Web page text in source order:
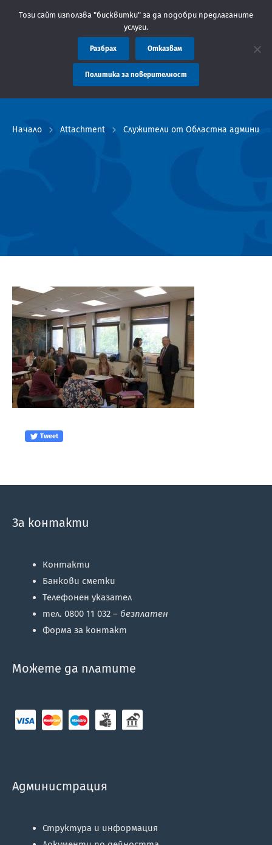
Съобщение: Областна администрация Пловдив
Начало Attachment Служители от Областна
Tweet
За контакти
Контакти
Банкови сметки
Телефонен указател
тел. 0800 11 032 – безплатен
Форма за контакт
Можете да платите
Администрация
Структура и информация
Този сайт използва "бисквитки" за да подобри предлаганите
услуги.
Разбрах Отказвам
Политика за поверителност